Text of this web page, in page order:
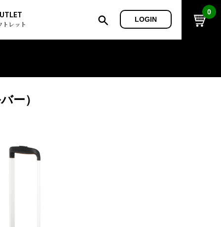
トレット
LOGIN
0
ー）